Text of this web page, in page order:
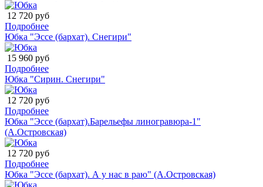
12 720 руб
Подробнее
Юбка "Эссе (бархат). Снегири"
15 960 руб
Подробнее
Юбка "Сирин. Снегири"
12 720 руб
Подробнее
Юбка "Эссе (бархат).Барельефы линогравюра-1"
(А.Островская)
12 720 руб
Подробнее
Юбка "Эссе (бархат). А у нас в раю" (А.Островская)